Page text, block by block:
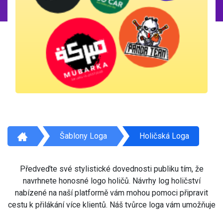
Šablony Loga Holičská Loga
Předveďte své stylistické dovednosti publiku tím, že
navrhnete honosné logo holičů. Návrhy log holičství
nabízené na naší platformě vám mohou pomoci připravit
cestu k přilákání více klientů. Náš tvůrce loga vám umožňuje